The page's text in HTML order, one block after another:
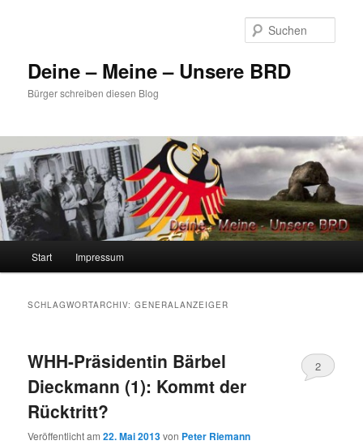
Deine – Meine – Unsere BRD
Bürger schreiben diesen Blog
Start Impressum
SCHLAGWORTARCHIV:GENERALANZEIGER
WHH-Präsidentin Bärbel
Dieckmann (1): Kommt der
Rücktritt?
Veröffentlicht am22. Mai 2013von Peter Riemann
2